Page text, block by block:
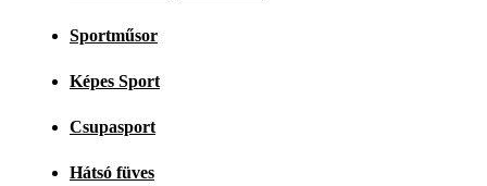
Sportműsor
Képes Sport
Csupasport
Hátsó füves